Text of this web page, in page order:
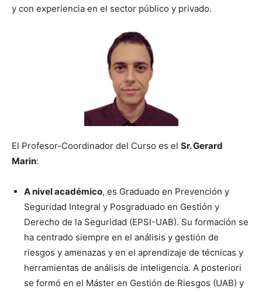
y con experiencia en el sector público y privado.
El Profesor-Coordinador del Curso es el Sr. Gerard
Marin:
A nivel académico, es Graduado en Prevención y
Seguridad Integral y Posgraduado en Gestión y
Derecho de la Seguridad (EPSI-UAB). Su formación se
ha centrado siempre en el análisis y gestión de
riesgos y amenazas y en el aprendizaje de técnicas y
herramientas de análisis de inteligencia. A posteriori
se formó en el Máster en Gestión de Riesgos (UAB) y